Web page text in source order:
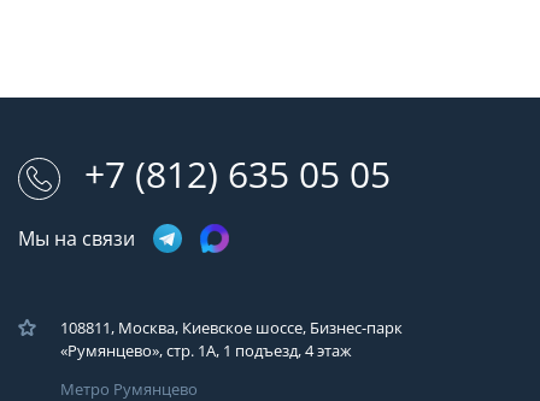
+7 (812) 635 05 05
Мы на связи
108811, Москва, Киевское шоссе, Бизнес-парк
«Румянцево», стр. 1А, 1 подъезд, 4 этаж
Метро Румянцево